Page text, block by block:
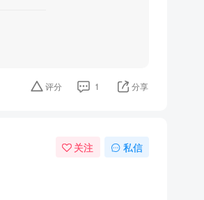
评分 1 分享
关注 私信